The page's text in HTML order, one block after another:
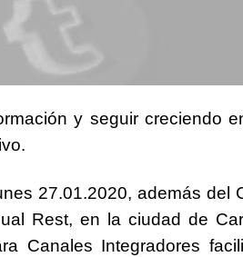
y seguir creciendo
27.01.2020, además del
Rest, en la ciudad de
Canales Integradores